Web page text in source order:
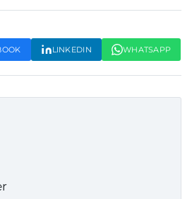
LINKEDIN WHATSAPP